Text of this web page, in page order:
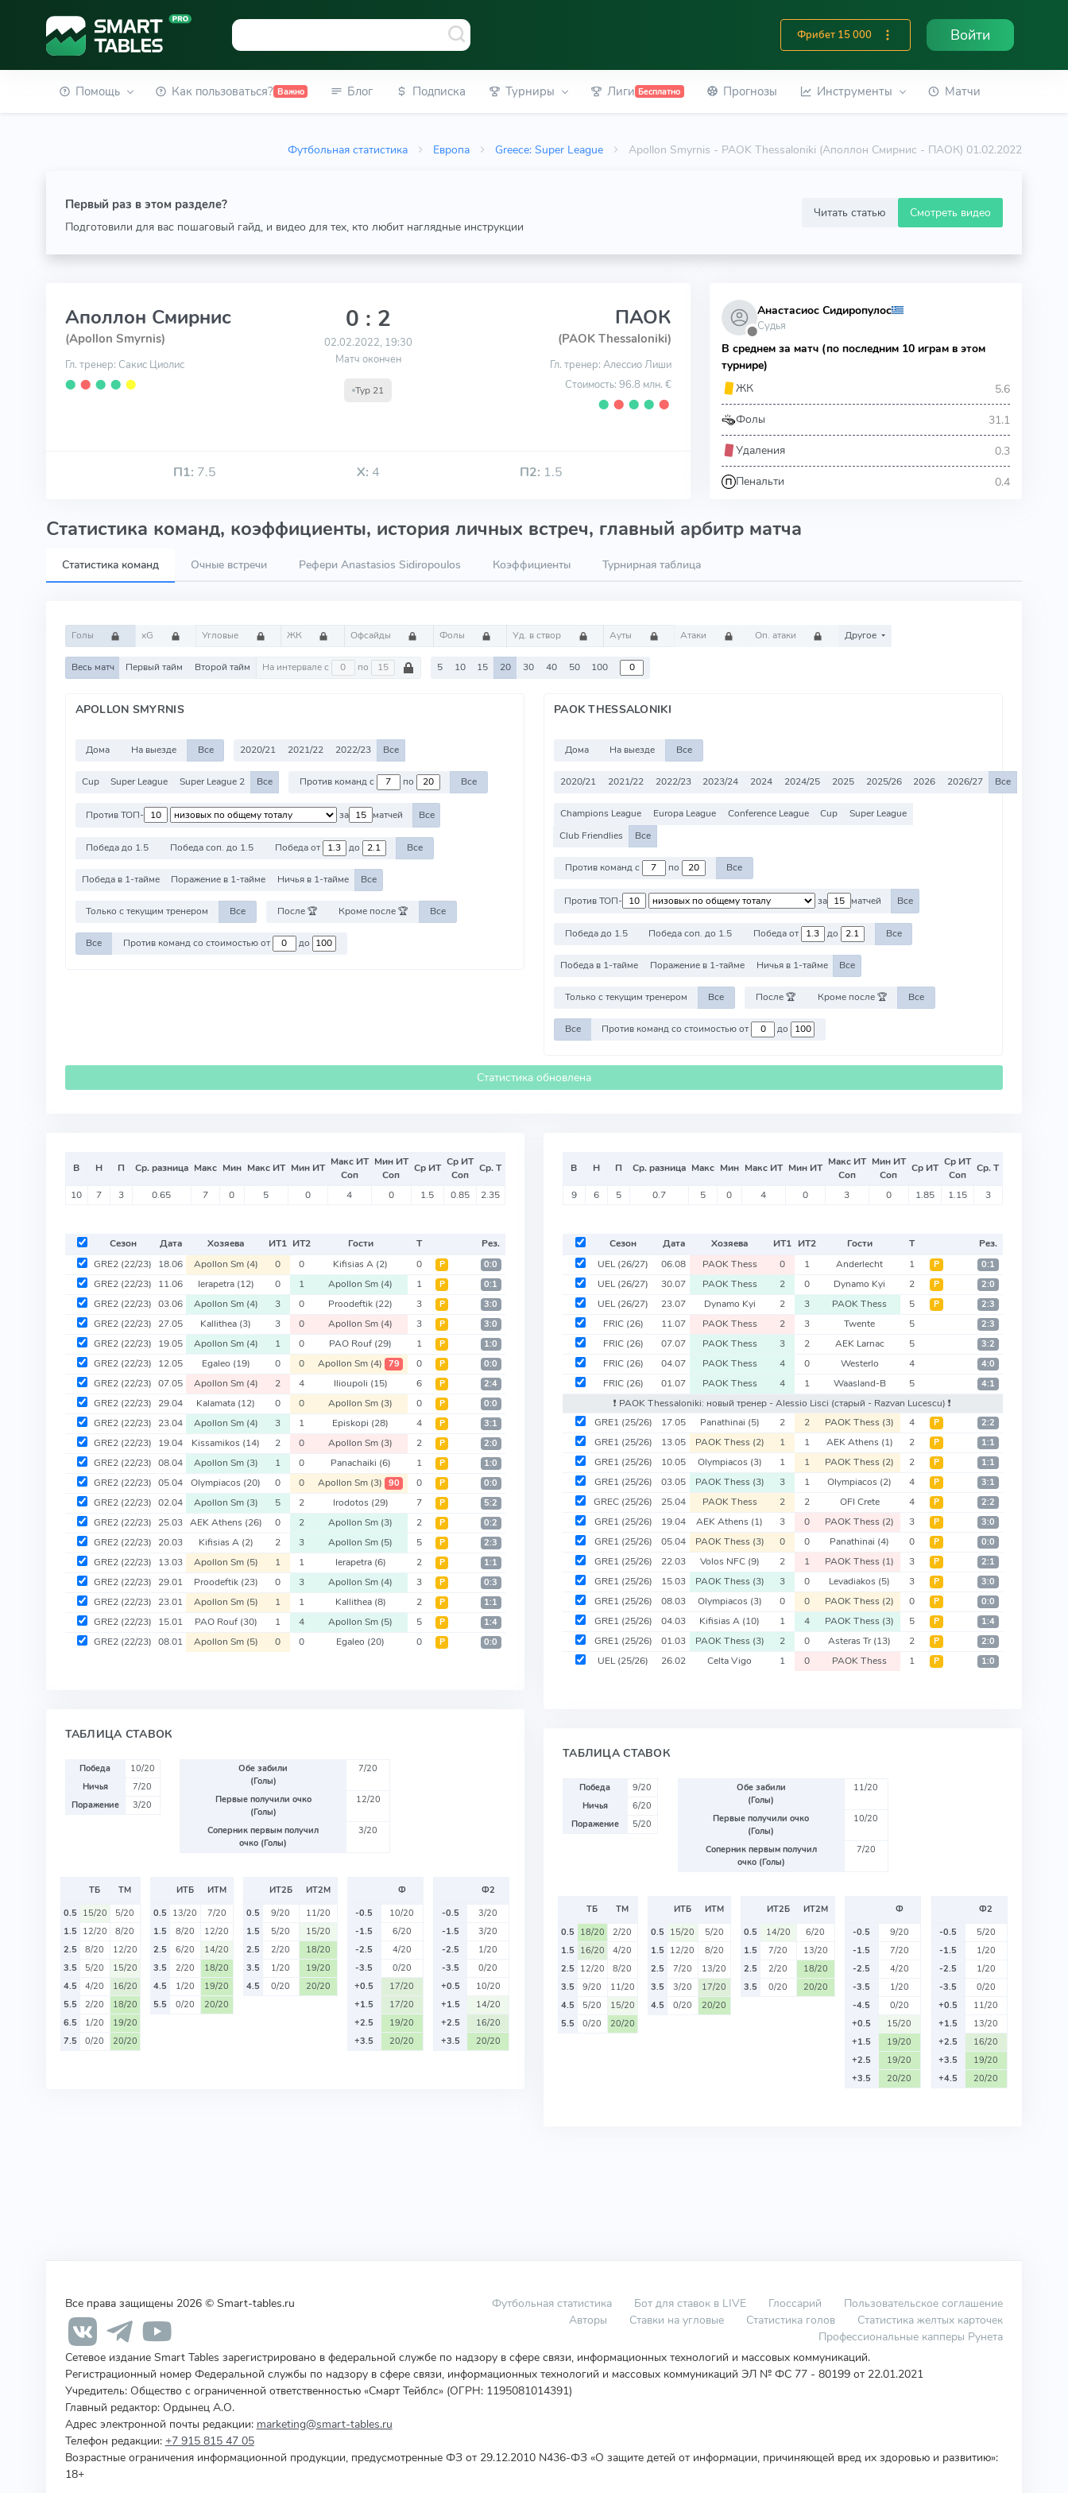
Фрибет 15 000 Войти
Помощь Как пользоваться? Важно Блог Подписка Турниры Лиги Бесплатно Прогнозы Инструменты Матчи
Футбольная статистика Европа Greece: Super League Apollon Smyrnis - PAOK Thessaloniki (Аполлон Смирнис - ПАОК) 01.02.2022
Первый раз в этом разделе?
Подготовили для вас пошаговый гайд, и видео для тех, кто любит наглядные инструкции
Читать статью Смотреть видео
Аполлон Смирнис
(Apollon Smyrnis)
Гл. тренер: Сакис Циолис
⬤ ⬤ ⬤ ⬤ ⬤
0 : 2
02.02.2022, 19:30
Матч окончен
Тур 21
ПАОК
(PAOK Thessaloniki)
Гл. тренер: Алессио Лиши
Стоимость: 96.8 млн. €
⬤ ⬤ ⬤ ⬤ ⬤
П1: 7.5 Х: 4 П2: 1.5
⬤
Анастасиос Сидиропулос
Судья
В среднем за матч (по последним 10 играм в этом
турнире)
ЖК
5.6
Фолы 31.1
Удаления 0.3
Пенальти 0.4
Статистика команд, коэффициенты, история личных встреч, главный арбитр матча
Статистика команд Очные встречи Рефери Anastasios Sidiropoulos Коэффициенты Турнирная таблица
Голы xG Угловые ЖК Офсайды Фолы Уд. в створ Ауты Атаки Оп. атаки Другое
Весь матч Первый тайм Второй тайм На интервале с по 5 10 15 20 30 40 50 100
APOLLON SMYRNIS
Дома На выезде Все 2020/21 2021/22 2022/23 Все
Cup Super League Super League 2 Все Против команд с по Все
Против ТОП- за матчей Все
Победа до 1.5 Победа соп. до 1.5 Победа от до Все
Победа в 1-тайме Поражение в 1-тайме Ничья в 1-тайме Все
Только с текущим тренером Все После 🏆 Кроме после 🏆 Все
Все Против команд со стоимостью от до
PAOK THESSALONIKI
Дома На выезде Все
2020/21 2021/22 2022/23 2023/24 2024 2024/25 2025 2025/26 2026 2026/27 Все
Champions League Europa League Conference League Cup
Super League
Club Friendlies
Все
Против команд с по Все
Против ТОП- за матчей Все
Победа до 1.5 Победа соп. до 1.5 Победа от до Все
Победа в 1-тайме Поражение в 1-тайме Ничья в 1-тайме Все
Только с текущим тренером Все После 🏆 Кроме после 🏆 Все
Все Против команд со стоимостью от до
Статистика обновлена
В Н П Ср. разница Макс Мин Макс ИТ Мин ИТ Макс ИТ
Соп
Мин ИТ
Соп
Ср ИТ Ср ИТ
Соп
Ср. Т
10 7 3 0.65 7 0 5 0 4 0 1.5 0.85 2.35
Сезон Дата Хозяева ИТ1 ИТ2 Гости Т
Рез.
GRE2 (22/23) 18.06 Apollon Sm (4) 0 0 Kifisias A (2) 0 Р 0:0
GRE2 (22/23) 11.06 Ierapetra (12) 0 1 Apollon Sm (4) 1 Р 0:1
GRE2 (22/23) 03.06 Apollon Sm (4) 3 0 Proodeftik (22) 3 Р 3:0
GRE2 (22/23) 27.05 Kallithea (3) 3 0 Apollon Sm (4) 3 Р 3:0
GRE2 (22/23) 19.05 Apollon Sm (4) 1 0 PAO Rouf (29) 1 Р 1:0
GRE2 (22/23) 12.05 Egaleo (19) 0 0 Apollon Sm (4) 79 0 Р 0:0
GRE2 (22/23) 07.05 Apollon Sm (4) 2 4 Ilioupoli (15) 6 Р 2:4
GRE2 (22/23) 29.04 Kalamata (12) 0 0 Apollon Sm (3) 0 Р 0:0
GRE2 (22/23) 23.04 Apollon Sm (4) 3 1 Episkopi (28) 4 Р 3:1
GRE2 (22/23) 19.04 Kissamikos (14) 2 0 Apollon Sm (3) 2 Р 2:0
GRE2 (22/23) 08.04 Apollon Sm (3) 1 0 Panachaiki (6) 1 Р 1:0
GRE2 (22/23) 05.04 Olympiacos (20) 0 0 Apollon Sm (3) 90 0 Р 0:0
GRE2 (22/23) 02.04 Apollon Sm (3) 5 2 Irodotos (29) 7 Р 5:2
GRE2 (22/23) 25.03 AEK Athens (26) 0 2 Apollon Sm (3) 2 Р 0:2
GRE2 (22/23) 20.03 Kifisias A (2) 2 3 Apollon Sm (5) 5 Р 2:3
GRE2 (22/23) 13.03 Apollon Sm (5) 1 1 Ierapetra (6) 2 Р 1:1
GRE2 (22/23) 29.01 Proodeftik (23) 0 3 Apollon Sm (4) 3 Р 0:3
GRE2 (22/23) 23.01 Apollon Sm (5) 1 1 Kallithea (8) 2 Р 1:1
GRE2 (22/23) 15.01 PAO Rouf (30) 1 4 Apollon Sm (5) 5 Р 1:4
GRE2 (22/23) 08.01 Apollon Sm (5) 0 0 Egaleo (20) 0 Р 0:0
ТАБЛИЦА СТАВОК
Победа
10/20
Ничья
7/20
Поражение
3/20
Обе забили
(Голы)
7/20
Первые получили очко
(Голы)
12/20
Соперник первым получил
очко (Голы)
3/20
ТБ
ТМ
0.5 15/20
5/20
1.5 12/20
8/20
2.5
8/20
12/20
3.5
5/20
15/20
4.5
4/20
16/20
5.5
2/20
18/20
6.5
1/20
19/20
7.5
0/20 20/20
ИТБ
ИТМ
0.5 13/20
7/20
1.5
8/20
12/20
2.5
6/20
14/20
3.5
2/20
18/20
4.5
1/20
19/20
5.5
0/20 20/20
ИТ2Б
ИТ2М
0.5
9/20
11/20
1.5
5/20
15/20
2.5
2/20
18/20
3.5
1/20
19/20
4.5
0/20 20/20
Ф
-0.5
10/20
-1.5
6/20
-2.5
4/20
-3.5
0/20
+0.5
17/20
+1.5
17/20
+2.5
19/20
+3.5
20/20
Ф2
-0.5
3/20
-1.5
3/20
-2.5
1/20
-3.5
0/20
+0.5
10/20
+1.5
14/20
+2.5
16/20
+3.5
20/20
В Н П Ср. разница Макс Мин Макс ИТ Мин ИТ Макс ИТ
Соп
Мин ИТ
Соп
Ср ИТ Ср ИТ
Соп
Ср. Т
9 6 5 0.7 5 0 4 0 3 0 1.85 1.15 3
Сезон Дата Хозяева ИТ1 ИТ2 Гости Т
Рез.
UEL(26/27) 06.08 PAOK Thess 0 1 Anderlecht 1 Р 0:1
UEL(26/27) 30.07 PAOK Thess 2 0 Dynamo Kyi 2 Р 2:0
UEL(26/27) 23.07 Dynamo Kyi 2 3 PAOK Thess 5 Р 2:3
FRIC (26) 11.07 PAOK Thess 2 3 Twente 5 2:3
FRIC (26) 07.07 PAOK Thess 3 2 AEK Larnac 5 3:2
FRIC (26) 04.07 PAOK Thess 4 0 Westerlo 4 4:0
FRIC (26) 01.07 PAOK Thess 4 1 Waasland-B 5 4:1
❗️ PAOK Thessaloniki: новый тренер - Alessio Lisci (старый - Razvan Lucescu) ❗️
GRE1 (25/26) 17.05 Panathinai (5) 2 2 PAOK Thess (3) 4 Р 2:2
GRE1 (25/26) 13.05 PAOK Thess (2) 1 1 AEK Athens (1) 2 Р 1:1
GRE1 (25/26) 10.05 Olympiacos (3) 1 1 PAOK Thess (2) 2 Р 1:1
GRE1 (25/26) 03.05 PAOK Thess (3) 3 1 Olympiacos (2) 4 Р 3:1
GREC (25/26) 25.04 PAOK Thess 2 2 OFI Crete 4 Р 2:2
GRE1 (25/26) 19.04 AEK Athens (1) 3 0 PAOK Thess (2) 3 Р 3:0
GRE1 (25/26) 05.04 PAOK Thess (3) 0 0 Panathinai (4) 0 Р 0:0
GRE1 (25/26) 22.03 Volos NFC (9) 2 1 PAOK Thess (1) 3 Р 2:1
GRE1 (25/26) 15.03 PAOK Thess (3) 3 0 Levadiakos (5) 3 Р 3:0
GRE1 (25/26) 08.03 Olympiacos (3) 0 0 PAOK Thess (2) 0 Р 0:0
GRE1 (25/26) 04.03 Kifisias A (10) 1 4 PAOK Thess (3) 5 Р 1:4
GRE1 (25/26) 01.03 PAOK Thess (3) 2 0 Asteras Tr(13) 2 Р 2:0
UEL(25/26) 26.02 Celta Vigo 1 0 PAOK Thess 1 Р 1:0
ТАБЛИЦА СТАВОК
Победа
9/20
Ничья
6/20
Поражение
5/20
Обе забили
(Голы)
11/20
Первые получили очко
(Голы)
10/20
Соперник первым получил
очко (Голы)
7/20
ТБ
ТМ
0.5 18/20
2/20
1.5 16/20
4/20
2.5 12/20
8/20
3.5
9/20
11/20
4.5
5/20
15/20
5.5
0/20 20/20
ИТБ
ИТМ
0.5 15/20
5/20
1.5 12/20
8/20
2.5
7/20
13/20
3.5
3/20
17/20
4.5
0/20 20/20
ИТ2Б
ИТ2М
0.5
14/20
6/20
1.5
7/20
13/20
2.5
2/20
18/20
3.5
0/20 20/20
Ф
-0.5
9/20
-1.5
7/20
-2.5
4/20
-3.5
1/20
-4.5
0/20
+0.5
15/20
+1.5
19/20
+2.5
19/20
+3.5
20/20
Ф2
-0.5
5/20
-1.5
1/20
-2.5
1/20
-3.5
0/20
+0.5
11/20
+1.5
13/20
+2.5
16/20
+3.5
19/20
+4.5
20/20
Все права защищены 2026 © Smart-tables.ru Футбольная статистика Бот для ставок в LIVE Глоссарий
Пользовательское соглашение
Авторы
Ставки на угловые Статистика голов
Статистика желтых карточек
Профессиональные капперы Рунета
Сетевое издание Smart Tables зарегистрировано в федеральной службе по надзору в сфере связи, информационных технологий и массовых коммуникаций.
Регистрационный номер Федеральной службы по надзору в сфере связи, информационных технологий и массовых коммуникаций ЭЛ № ФС 77 - 80199 от 22.01.2021
Учредитель: Общество с ограниченной ответственностью «Смарт Тейблс» (ОГРН: 1195081014391)
Главный редактор: Ордынец А.О.
Адрес электронной почты редакции: marketing@smart-tables.ru
Телефон редакции: +7 915 815 47 05
Возрастные ограничения информационной продукции, предусмотренные ФЗ от 29.12.2010 N436-ФЗ «О защите детей от информации, причиняющей вред их здоровью и развитию»:
18+